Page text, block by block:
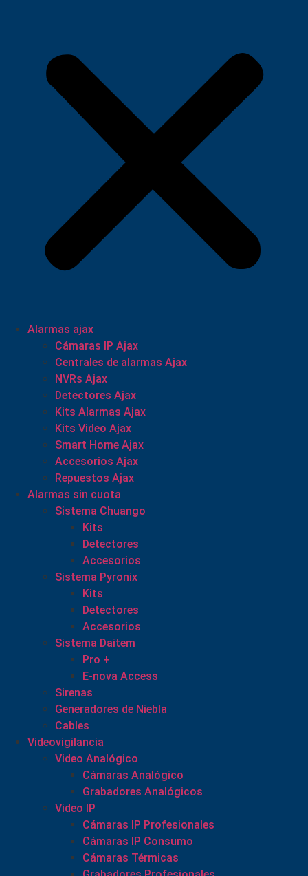
Alarmas ajax
Cámaras IP Ajax
Centrales de alarmas Ajax
NVRs Ajax
Detectores Ajax
Kits Alarmas Ajax
Kits Video Ajax
Smart Home Ajax
Accesorios Ajax
Repuestos Ajax
Alarmas sin cuota
Sistema Chuango
Kits
Detectores
Accesorios
Sistema Pyronix
Kits
Detectores
Accesorios
Sistema Daitem
Pro +
E-nova Access
Sirenas
Generadores de Niebla
Cables
Videovigilancia
Video Analógico
Cámaras Analógico
Grabadores Analógicos
Video IP
Cámaras IP Profesionales
Cámaras IP Consumo
Cámaras Térmicas